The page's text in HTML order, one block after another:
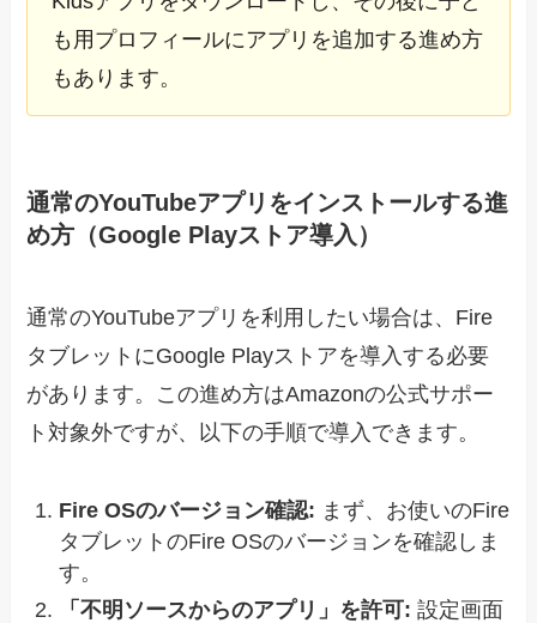
も用プロフィールにアプリを追加する進め方
もあります。
通常のYouTubeアプリをインストールする進
め方（Google Playストア導入）
通常のYouTubeアプリを利用したい場合は、Fire
タブレットにGoogle Playストアを導入する必要
があります。この進め方はAmazonの公式サポー
ト対象外ですが、以下の手順で導入できます。
Fire OSのバージョン確認: まず、お使いのFire
タブレットのFire OSのバージョンを確認しま
す。
「不明ソースからのアプリ」を許可: 設定画面